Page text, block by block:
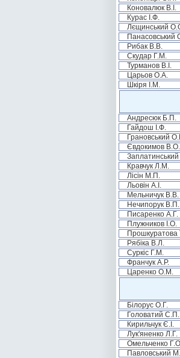
Коновалюк В.І.
Курас І.Ф.
Лєщинський
Панасовський
Рибак В.В.
Скудар Г.М.
Турманов В.І.
Царьов О.А.
Шкіря І.М.
Андресюк Б.П.
Гайдош І.Ф.
Грановський
Євдокимов В.О.
Кравчук Л.М.
Лісін М.П.
Льовін А.І.
Мельничук В.В.
Нечипорук В.П.
Писаренко А.Г.
Плужников І.О.
Прошкуратова
Рябіка В.Л.
Суркіс Г.М.
Франчук А.Р.
Царенко О.М.
Білорус О.Г.
Головатий С.П.
Кирильчук Є.І.
Лук'яненко Л.Г.
Омельченко
Павловський